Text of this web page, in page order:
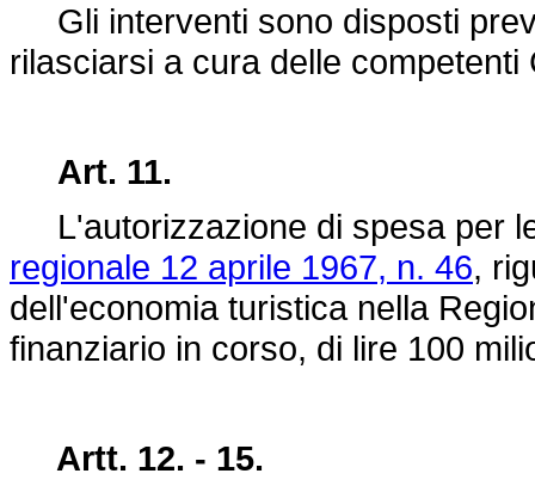
Gli interventi sono disposti
rilasciarsi a cura delle competenti
Art. 11.
L'autorizzazione di spesa per
regionale 12 aprile 1967, n. 46,
dell'economia turistica nella
finanziario in corso, di lire 100
Artt. 12. - 15.